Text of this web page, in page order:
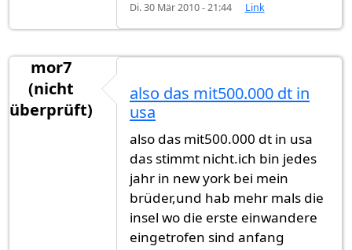
Di. 30 Mär 2010 - 21:44 Link
mor7
(nicht
überprüft)
also das mit500.000 dt in
usa
also das mit500.000 dt in usa
das stimmt nicht.ich bin jedes
jahr in new york bei mein
brüder,und hab mehr mals die
insel wo die erste einwandere
eingetrofen sind anfang